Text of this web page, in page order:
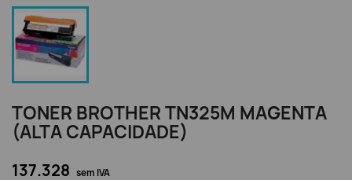
TONER BROTHER TN325M MAGENTA
(ALTA CAPACIDADE)
137.328 sem IVA